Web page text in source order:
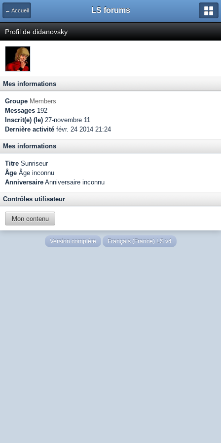
← Accueil LS forums
Profil de didanovsky
Mes informations
Groupe Members
Messages 192
Inscrit(e) (le) 27-novembre 11
Dernière activité févr. 24 2014 21:24
Mes informations
Titre Sunriseur
Âge Âge inconnu
Anniversaire Anniversaire inconnu
Contrôles utilisateur
Mon contenu
Version complète Français (France) LS v4